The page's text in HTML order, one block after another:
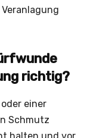
richtig?
einer
Schmutz
halten und vor